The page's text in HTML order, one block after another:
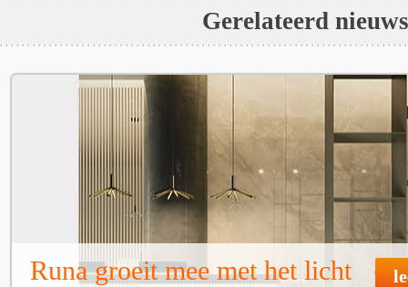
Gerelateerd nieuws
Runa groeit mee met het licht